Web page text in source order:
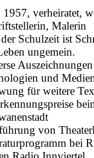
1957, verheiratet,
Malerin
Schulzeit ist
ungemein.
und
für weitere
von
bei